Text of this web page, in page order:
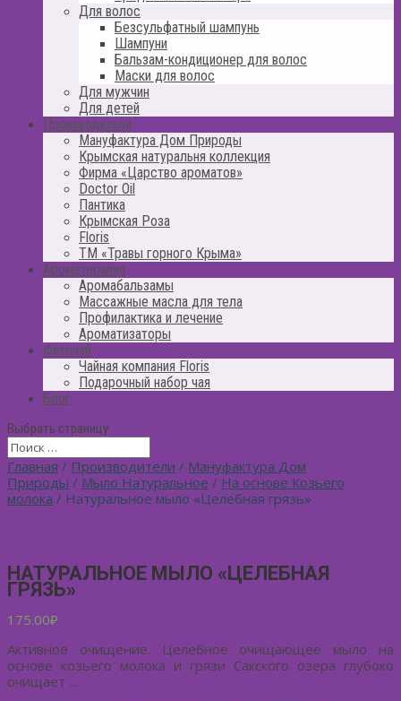
Для волос
Безсульфатный шампунь
Шампуни
Бальзам-кондиционер для волос
Маски для волос
Для мужчин
Для детей
Производители
Мануфактура Дом Природы
Крымская натуральня коллекция
Фирма «Царство ароматов»
Doctor Oil
Пантика
Крымская Роза
Floris
ТМ «Травы горного Крыма»
Ароматерапия
Аромабальзамы
Массажные масла для тела
Профилактика и лечение
Ароматизаторы
Фиточай
Чайная компания Floris
Подарочный набор чая
Блог
Выбрать страницу
Главная / Производители / Мануфактура Дом
Природы / Мыло Натуральное / На основе Козьего
молока / Натуральное мыло «Целебная грязь»
НАТУРАЛЬНОЕ МЫЛО «ЦЕЛЕБНАЯ
ГРЯЗЬ»
175.00₽
Активное очищение. Целебное очищающее мыло на
основе козьего молока и грязи Сакского озера глубоко
очищает …